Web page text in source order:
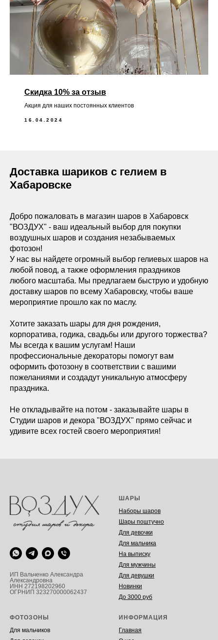
Скидка 10% за отзыв
Акция для наших постоянных клиентов
16.04.2024
Доставка шариков с гелием в
Хабаровске
Добро пожаловать в магазин шаров в Хабаровск
"ВОЗДУХ" - ваш идеальный выбор для покупки
воздушных шаров и создания незабываемых
фотозон!
У нас вы найдете огромный выбор гелиевых шаров на
любой повод, а также оформления праздников
любого масштаба. Мы предлагаем быструю и удобную
доставку шаров по всему Хабаровску, чтобы ваше
мероприятие прошло как по маслу.
Хотите заказать шары для дня рождения,
корпоратива, годика, свадьбы или другого торжества?
Мы всегда к вашим услугам! Наши
профессиональные декораторы помогут вам
оформить фотозону в соответствии с вашими
пожеланиями и создадут уникальную атмосферу
праздника.
Не откладывайте на потом - заказывайте шары в
Студии шаров и декора "ВОЗДУХ" прямо сейчас и
удивите всех гостей своего мероприятия!
ИП Вальченко Александра
Александровна
ИНН 272198202960
ОГРНИП 323270000062437
ШАРЫ
Наборы шаров
Шары поштучно
Для девочки
Для мальчика
На выписку
Для мужчины
Для девушки
Новинки
До 3000 руб
ФОТОЗОНЫ
Для мальчиков
ИНФОРМАЦИЯ
Главная